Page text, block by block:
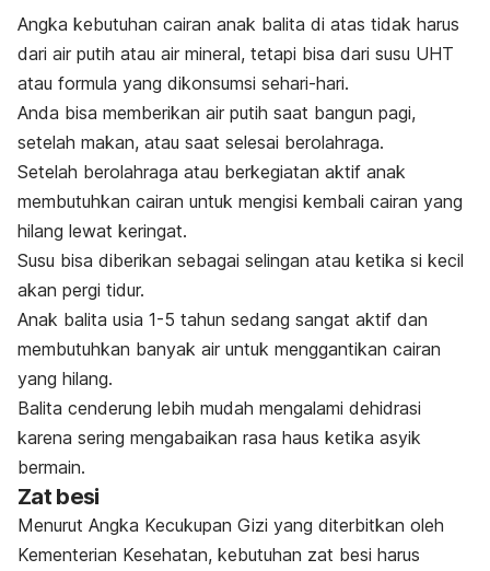
Angka kebutuhan cairan anak balita di atas tidak harus
dari air putih atau air mineral, tetapi bisa dari susu UHT
atau formula yang dikonsumsi sehari-hari.
Anda bisa memberikan air putih saat bangun pagi,
setelah makan, atau saat selesai berolahraga.
Setelah berolahraga atau berkegiatan aktif anak
membutuhkan cairan untuk mengisi kembali cairan yang
hilang lewat keringat.
Susu bisa diberikan sebagai selingan atau ketika si kecil
akan pergi tidur.
Anak balita usia 1-5 tahun sedang sangat aktif dan
membutuhkan banyak air untuk menggantikan cairan
yang hilang.
Balita cenderung lebih mudah mengalami dehidrasi
karena sering mengabaikan rasa haus ketika asyik
bermain.
Zat besi
Menurut Angka Kecukupan Gizi yang diterbitkan oleh
Kementerian Kesehatan, kebutuhan zat besi harus